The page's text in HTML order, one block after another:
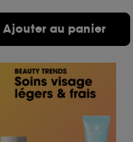
Ajouter au panier